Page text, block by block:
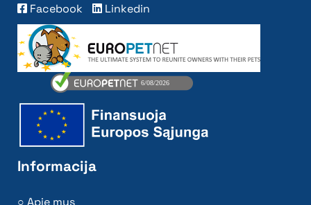
Facebook
Linkedin
Informacija
Apie mus